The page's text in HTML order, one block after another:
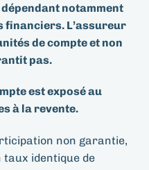
notamment
financiers. L’assureur
de compte et non
pas.
est exposé au
à la revente.
non garantie,
taux identique de